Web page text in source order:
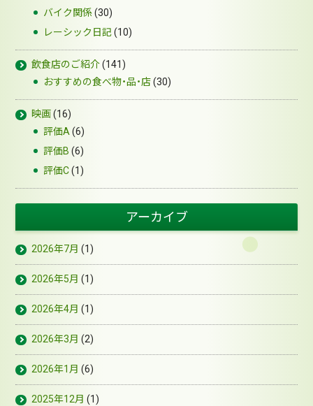
バイク関係(30)
レーシック日記(10)
飲食店のご紹介(141)
おすすめの食べ物・品・店(30)
映画(16)
評価A (6)
評価B (6)
評価C(1)
アーカイブ
2026年7月 (1)
2026年5月 (1)
2026年4月 (1)
2026年3月 (2)
2026年1月 (6)
2025年12月 (1)